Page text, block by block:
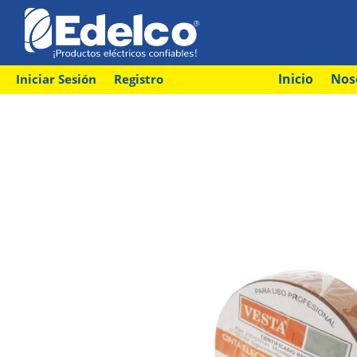
Iniciar Sesión Registro Inicio